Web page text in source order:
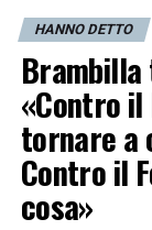
HANNO DETTO
«Contro
tornare a
Contro il
cosa»